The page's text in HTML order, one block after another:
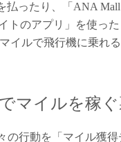
ったり、「ANA
トのアプリ」を使っ
イルで飛行機に乗れ
マイルを稼
行動を「マイル獲